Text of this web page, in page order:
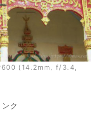
(14.2mm, f/3.4,
ク